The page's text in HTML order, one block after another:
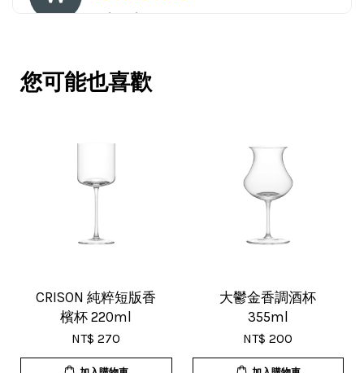
16/Nov/2025 03:45 pm
這購買。希望賣家能多選賣更多商
V***
超用心的包裝，非常好用的產品，謝
謝賣家，價格超優惠，CP值超高，推
薦給大家！
您可能也喜歡
CRISON 純粹短版香
檳杯 220ml
NT$ 270
大鬱金香調酒杯
355ml
NT$ 200